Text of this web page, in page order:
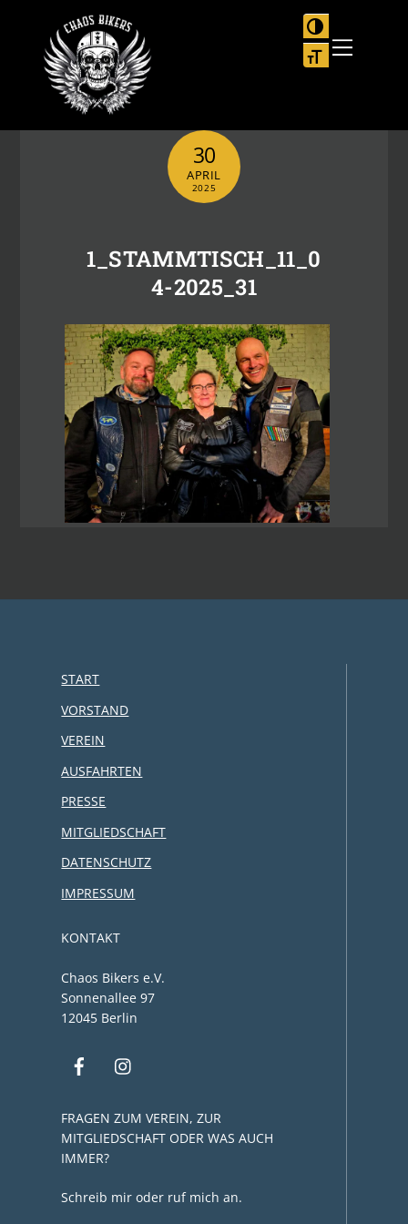
content
Menu
SCHRIFT
30
APRIL
2025
1_STAMMTISCH_11_0
4-2025_31
START
VORSTAND
VEREIN
AUSFAHRTEN
PRESSE
MITGLIEDSCHAFT
DATENSCHUTZ
IMPRESSUM
KONTAKT
Chaos Bikers e.V.
Sonnenallee 97
12045 Berlin
FRAGEN ZUM VEREIN, ZUR
MITGLIEDSCHAFT ODER WAS AUCH
IMMER?
Schreib mir oder ruf mich an.